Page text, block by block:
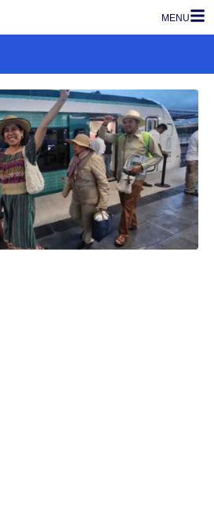
MENU